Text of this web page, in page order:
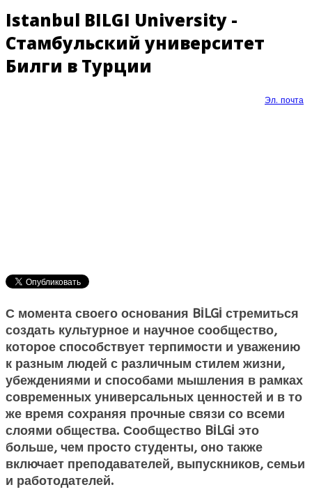
Istanbul BILGI University -
Стамбульский университет
Билги в Турции
Эл. почта
С момента своего основания BİLGİ стремиться
создать культурное и научное сообщество,
которое способствует терпимости и уважению
к разным людей с различным стилем жизни,
убеждениями и способами мышления в рамках
современных универсальных ценностей и в то
же время сохраняя прочные связи со всеми
слоями общества. Сообщество BİLGİ это
больше, чем просто студенты, оно также
включает преподавателей, выпускников, семьи
и работодателей.